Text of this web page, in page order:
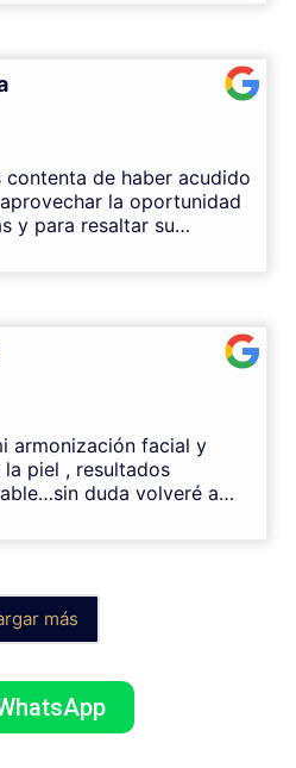
medicina estética. Desde
explicó todo con
dudas y el procedimiento
indoloro.
muy natural y
buscaba. Sin duda lo
contenta de haber acudido
la oportunidad
y para resaltar su
el tiempo necesario
armonización facial y
piel , resultados
duda volveré a
más